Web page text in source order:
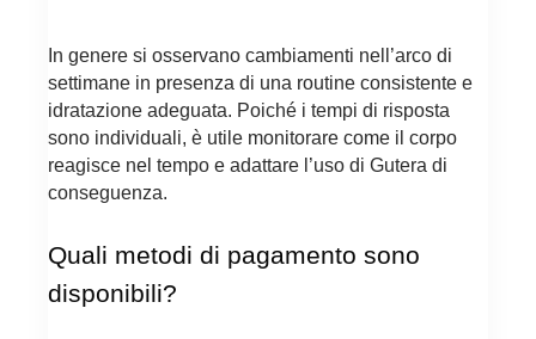
In genere si osservano cambiamenti nell’arco di
settimane in presenza di una routine consistente e
idratazione adeguata. Poiché i tempi di risposta
sono individuali, è utile monitorare come il corpo
reagisce nel tempo e adattare l’uso di Gutera di
conseguenza.
Quali metodi di pagamento sono
disponibili?